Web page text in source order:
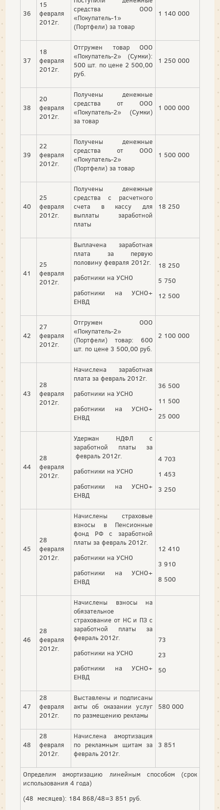
36
15
февраля
2012г.
средства ООО
«Покупатель-1»
(Портфели) за товар
1 140 000
37
18
февраля
2012г.
Отгружен товар ООО
«Покупатель-2» (Сумки):
500 шт. по цене 2 500,00
руб.
1 250 000
38
20
февраля
2012г.
Получены денежные
средства от ООО
«Покупатель-2» (Сумки)
за товар
1 000 000
39
22
февраля
2012г.
Получены денежные
средства от ООО
«Покупатель-2»
(Портфели) за товар
1 500 000
40
25
февраля
2012г.
Получены денежные
средства с расчетного
счета в кассу для
выплаты заработной
платы
18 250
41
25
февраля
2012г.
Выплачена заработная
плата за первую
половину февраля 2012г.
работники на УСНО
работники на УСНО+
ЕНВД
18 250
5 750
12 500
42
27
февраля
2012г.
Отгружен ООО
«Покупатель-2»
(Портфели) товар: 600
шт. по цене 3 500,00 руб.
2 100 000
43
28
февраля
2012г.
Начислена заработная
плата за февраль 2012г.
работники на УСНО
работники на УСНО+
ЕНВД
36 500
11 500
25 000
44
28
февраля
2012г.
Удержан НДФЛ с
заработной платы за
февраль 2012г.
работники на УСНО
работники на УСНО+
ЕНВД
4 703
1 453
3 250
45
28
февраля
2012г.
Начислены страховые
взносы в Пенсионные
фонд РФ с заработной
платы за февраль 2012г.
работники на УСНО
работники на УСНО+
ЕНВД
12 410
3 910
8 500
46
28
февраля
2012г.
Начислены взносы на
обязательное
страхование от НС и ПЗ с
заработной платы за
февраль 2012г.
работники на УСНО
работники на УСНО+
ЕНВД
73
23
50
47
28
февраля
2012г.
Выставлены и подписаны
акты об оказании услуг
по размещению рекламы
580 000
48
28
февраля
2012г.
Начислена амортизация
по рекламным щитам за
февраль 2012г.
3 851
Определим амортизацию линейным способом (срок
использования 4 года)
(48 месяцев): 184 868/48=3 851 руб.